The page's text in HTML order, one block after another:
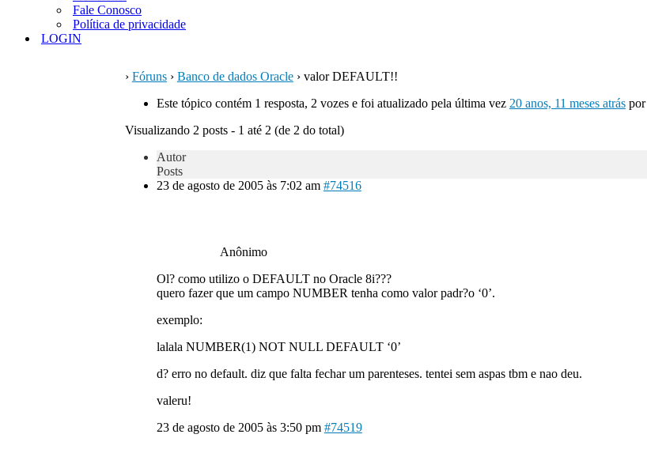
Fale Conosco
Política de privacidade
LOGIN
› Fóruns › Banco de dados Oracle › valor DEFAULT!!
Este tópico contém 1 resposta, 2 vozes e foi atualizado pela última vez 20 anos, 11 meses atráspor
Visualizando 2 posts - 1 até 2 (de 2 do total)
Autor
Posts
23 de agosto de 2005 às 7:02 am #74516
Anônimo
Ol? como utilizo o DEFAULT no Oracle 8i???
quero fazer que um campo NUMBER tenha como valor padr?o ‘0’.
exemplo:
lalala NUMBER(1) NOT NULL DEFAULT ‘0’
d? erro no default. diz que falta fechar um parenteses. tentei sem aspas tbm e nao deu.
valeru!
23 de agosto de 2005 às 3:50 pm #74519